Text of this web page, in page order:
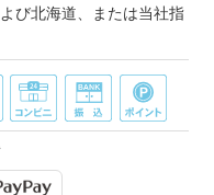
び北海道、または当社指